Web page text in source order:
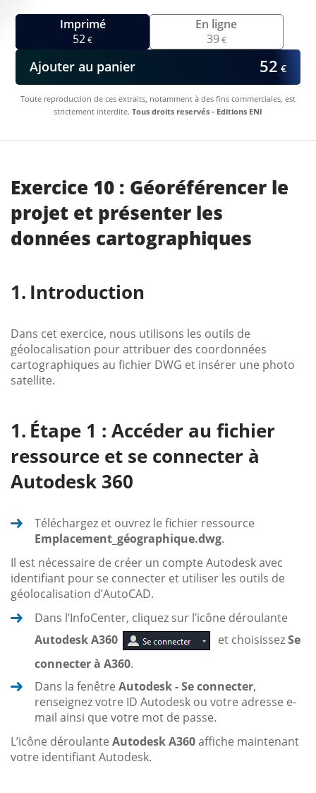
Imprimé
52€
En ligne
39€
Ajouter au panier 52 €
Toute reproduction de ces extraits, notamment à des fins commerciales, est
strictement interdite. Tous droits reservés - Editions ENI
Exercice 10 : Géoréférencer le
projet et présenter les
données cartographiques
Introduction
Dans cet exercice, nous utilisons les outils de
géolocalisation pour attribuer des coordonnées
cartographiques au fichier DWG et insérer une photo
satellite.
Étape 1 : Accéder au fichier
ressource et se connecter à
Autodesk 360
Téléchargez et ouvrez le fichier ressource
Emplacement_géographique.dwg.
Il est nécessaire de créer un compte Autodesk avec
identifiant pour se connecter et utiliser les outils de
géolocalisation d’AutoCAD.
Dans l’InfoCenter, cliquez sur l’icône déroulante
Autodesk A360
et choisissezSe
connecter à A360.
Dans la fenêtre Autodesk - Se connecter,
renseignez votre ID Autodesk ou votre adresse e-
mail ainsi que votre mot de passe.
L’icône déroulante Autodesk A360affiche maintenant
votre identifiant Autodesk.